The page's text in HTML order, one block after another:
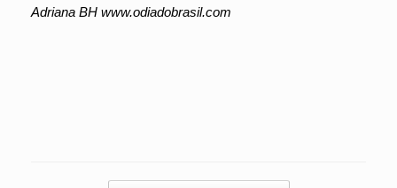
Adriana BH www.odiadobrasil.com